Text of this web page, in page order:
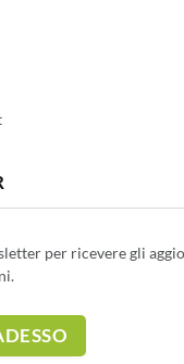
per ricevere gli